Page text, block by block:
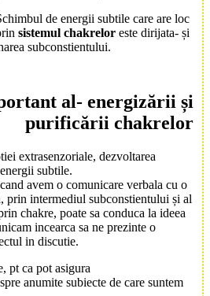
de energii subtile care are loc
sistemul chakrelor este dirijata- și
subconstientului.
al- energizării și
purificării chakrelor
extrasenzoriale, dezvoltarea
subtile.
avem o comunicare verbala cu o
prin intermediul subconstientului și al
chakre, poate sa conduca la ideea
incearca sa ne prezinte o
in discutie.
pt ca pot asigura
anumite subiecte de care suntem